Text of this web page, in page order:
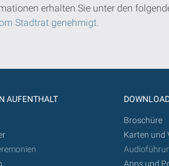
erhalten Sie unter den
Stadtrat genehmigt.
AUFENTHALT
Broschüre
Karten und
Apps und